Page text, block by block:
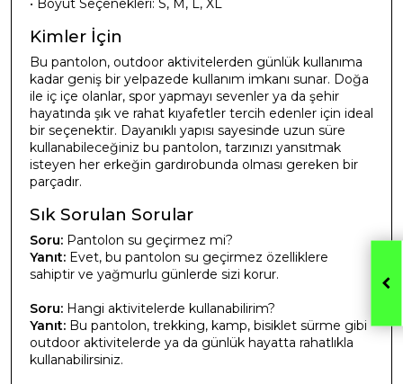
• Boyut Seçenekleri: S, M, L, XL
Kimler İçin
Bu pantolon, outdoor aktivitelerden günlük kullanıma
kadar geniş bir yelpazede kullanım imkanı sunar. Doğa
ile iç içe olanlar, spor yapmayı sevenler ya da şehir
hayatında şık ve rahat kıyafetler tercih edenler için ideal
bir seçenektir. Dayanıklı yapısı sayesinde uzun süre
kullanabileceğiniz bu pantolon, tarzınızı yansıtmak
isteyen her erkeğin gardırobunda olması gereken bir
parçadır.
Sık Sorulan Sorular
Soru: Pantolon su geçirmez mi?
Yanıt: Evet, bu pantolon su geçirmez özelliklere
sahiptir ve yağmurlu günlerde sizi korur.
Soru: Hangi aktivitelerde kullanabilirim?
Yanıt: Bu pantolon, trekking, kamp, bisiklet sürme gibi
outdoor aktivitelerde ya da günlük hayatta rahatlıkla
kullanabilirsiniz.